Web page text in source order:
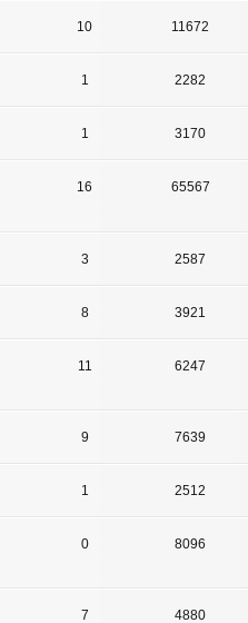
10 11672
1 2282
1 3170
16 65567
3 2587
8 3921
11 6247
9 7639
1 2512
0 8096
7 4880